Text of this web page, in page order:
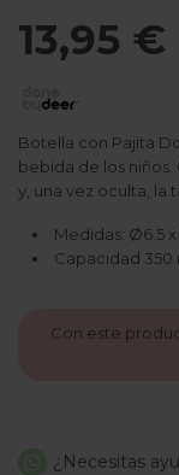
13,95 €
Botella con Pajita
bebida de los
y, una vez oculta, la
Medidas: Ø6.5
Capacidad 350
Con este
¿Necesitas